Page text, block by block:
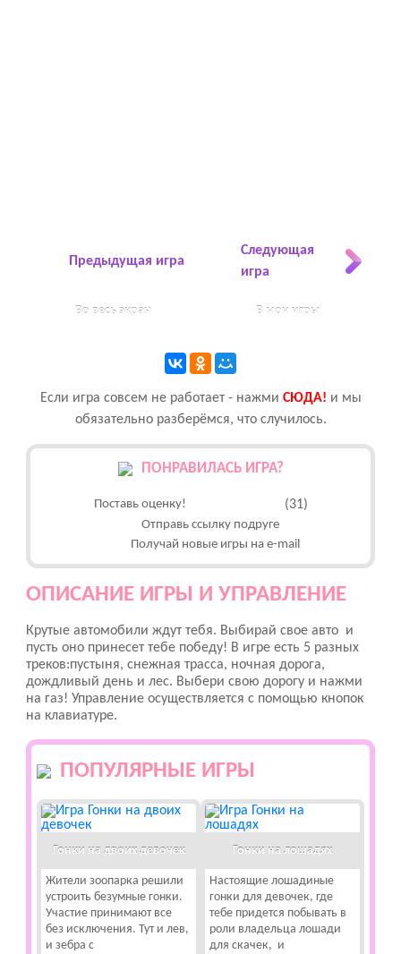
Предыдущая игра
Во весь экран В мои игры
Следующая
игра
Если игра совсем не работает - нажми CЮДА! и мы
обязательно разберёмся, что случилось.
ПОНРАВИЛАСЬ ИГРА?
Поставь оценку! (31)
Отправь ссылку подруге
Получай новые игры на e-mail
ОПИСАНИЕ ИГРЫ И УПРАВЛЕНИЕ
Крутые автомобили ждут тебя. Выбирай свое авто и
пусть оно принесет тебе победу! В игре есть 5 разных
треков:пустыня, снежная трасса, ночная дорога,
дождливый день и лес. Выбери свою дорогу и нажми
на газ! Управление осуществляется с помощью кнопок
на клавиатуре.
ПОПУЛЯРНЫЕ ИГРЫ
Гонки на двоих девочек
Жители зоопарка решили
устроить безумные гонки.
Участие принимают все
без исключения. Тут и лев,
и зебра с
Гонки на лошадях
Настоящие лошадиные
гонки для девочек, где
тебе придется побывать в
роли владельца лошади
для скачек, и